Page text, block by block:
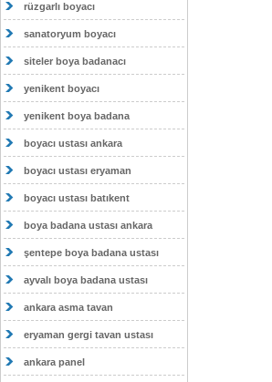
rüzgarlı boyacı
sanatoryum boyacı
siteler boya badanacı
yenikent boyacı
yenikent boya badana
boyacı ustası ankara
boyacı ustası eryaman
boyacı ustası batıkent
boya badana ustası ankara
şentepe boya badana ustası
ayvalı boya badana ustası
ankara asma tavan
eryaman gergi tavan ustası
ankara panel